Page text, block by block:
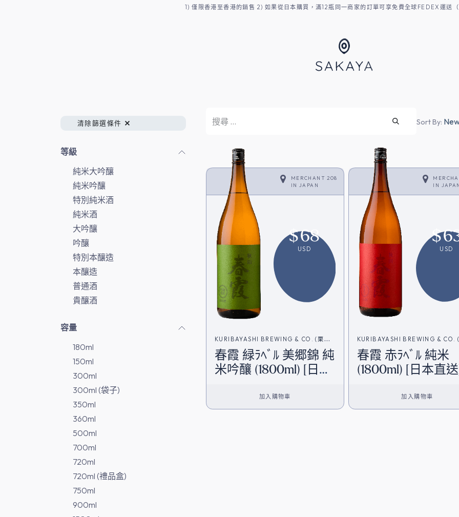
1) 僅限香港至香港的銷售 2) 如果從日本購買，滿12瓶同一商家的訂單可享免費全球FEDEX運送（
清除篩選條件
等級
純米大吟釀
純米吟釀
特別純米酒
純米酒
大吟釀
吟釀
特別本釀造
本釀造
普通酒
貴釀酒
容量
180ml
150ml
300ml
300ml (袋子)
350ml
360ml
500ml
700ml
720ml
720ml (禮品盒)
750ml
900ml
Sort By:
MERCHANT 208
IN
JAPAN
$68
USD
KURIBAYASHI BREWING & CO. (栗林
酒造)
春霞 緑ﾗﾍﾞﾙ 美郷錦 純
米吟釀 (1800ml) [日本
加入購物車
IN
JAPAN
$
USD
KURIBAYASHI BREWING & CO.
酒造)
春霞 赤ﾗﾍﾞﾙ 純米
(1800ml) [日本直
加入購物車